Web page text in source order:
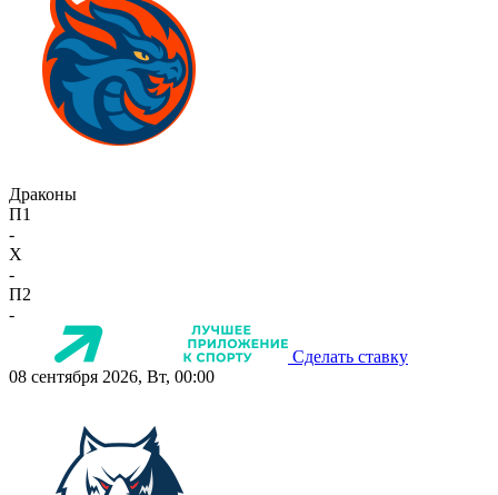
Драконы
П1
-
X
-
П2
-
Сделать ставку
08 сентября 2026, Вт, 00:00